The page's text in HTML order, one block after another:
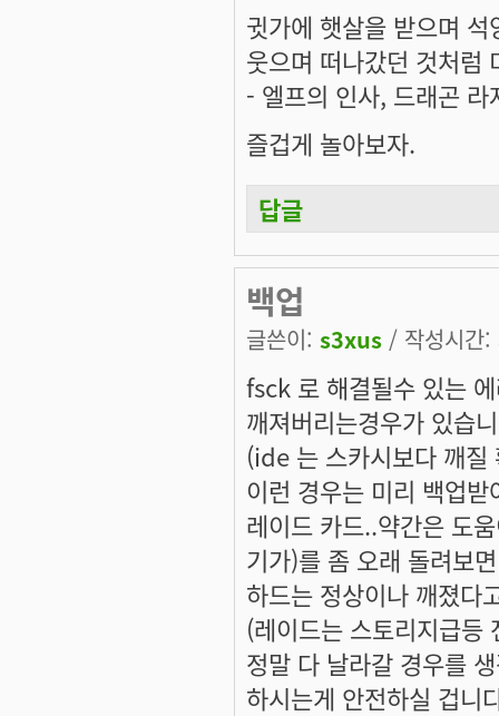
귓가에 햇살을 받으며
웃으며 떠나갔던 것처럼
- 엘프의 인사, 드래곤 라
즐겁게 놀아보자.
답글
백업
글쓴이: s3xus / 작성시간
fsck 로 해결될수 있는
깨져버리는경우가 있습
(ide 는 스카시보다 깨질
이런 경우는 미리 백업
레이드 카드..약간은 도
기가)를 좀 오래 돌려보면
하드는 정상이나 깨졌다
(레이드는 스토리지급등
정말 다 날라갈 경우를
하시는게 안전하실 겁니